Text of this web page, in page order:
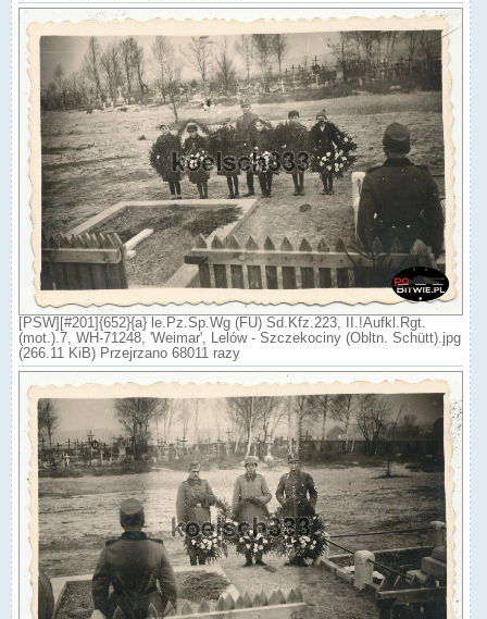
[PSW][#201]{652}{a} le.Pz.Sp.Wg (FU) Sd.Kfz.223, II.!Aufkl.Rgt.
(mot.).7, WH-71248, 'Weimar', Lelów - Szczekociny (Obltn. Schütt).jpg
(266.11 KiB) Przejrzano 68011 razy